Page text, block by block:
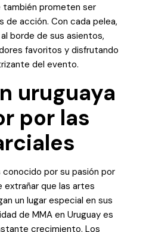
prometen ser
de acción. Con cada pelea,
borde de sus asientos,
favoritos y disfrutando
del evento.
uruguaya
por las
conocido por su pasión por
que las artes
un lugar especial en sus
de MMA en Uruguay es
crecimiento. Los